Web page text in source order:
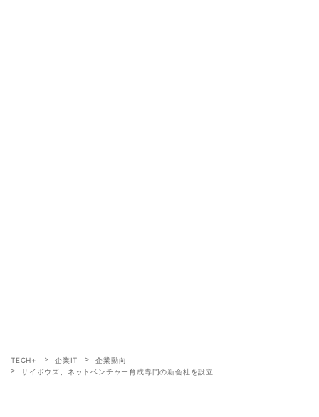
TECH+ 企業IT
企業動向
サイボウズ、ネットベンチャー育成専門の新会社を設立